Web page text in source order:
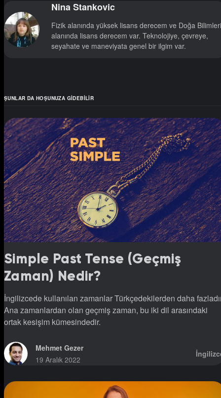
Nina Stankovic
Fizik alanında yüksek lisans derecem ve Doğa Bilimleri
alanında lisans derecem var. Teknolojiye, çevreye,
seyahate ve maneviyata genel bir ilgim var.
ŞUNLAR DA HOŞUNUZA GIDEBILIR
Simple Past Tense (Geçmiş
Zaman) Nedir?
İngilizcede kullanılan zamanlar Türkçedekilerden daha
Ana zamanlardan olan geçmiş zaman, bu iki dil arasındaki
ortak kesişim kümesindedir.
Mehmet Gezer
19 Aralık 2022